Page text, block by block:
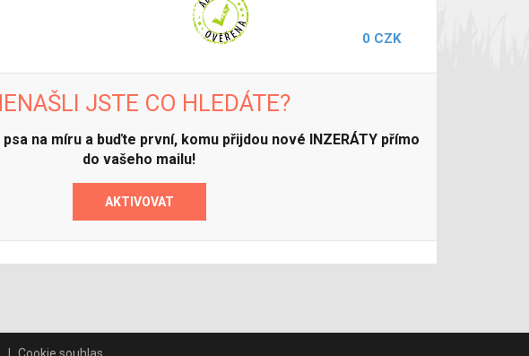
0 CZK
JSTE CO HLEDÁTE?
na míru a buďte první, komu přijdou nové INZERÁTY přímo
do vašeho mailu!
AKTIVOVAT